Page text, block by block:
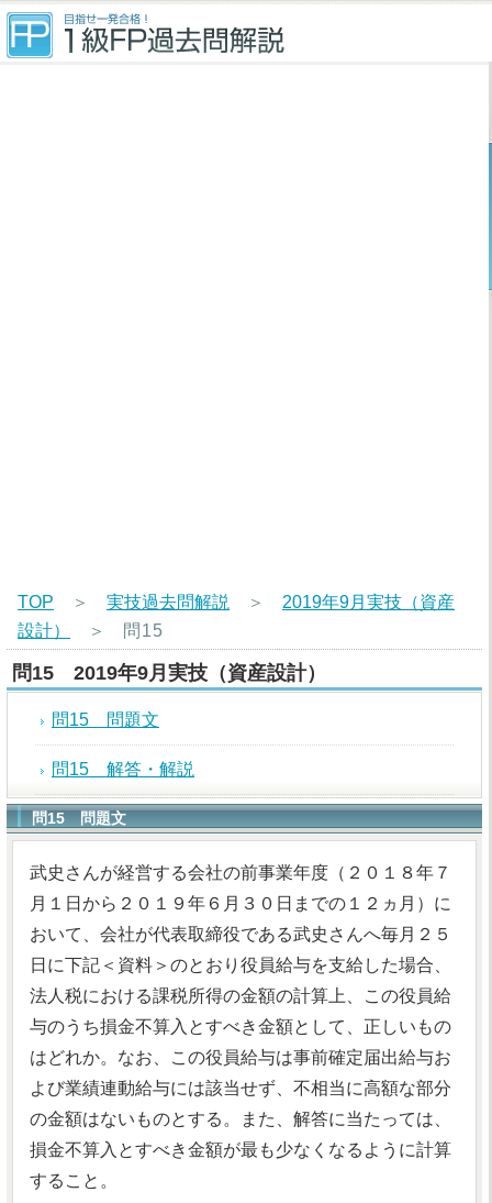
TOP ＞ 実技過去問解説 ＞ 2019年9月実技（資産
設計）
＞ 問15
問15 2019年9月実技（資産設計）
問15 問題文
問15 解答・解説
問15 問題文
武史さんが経営する会社の前事業年度（２０１８年７
月１日から２０１９年６月３０日までの１２ヵ月）に
おいて、会社が代表取締役である武史さんへ毎月２５
日に下記＜資料＞のとおり役員給与を支給した場合、
法人税における課税所得の金額の計算上、この役員給
与のうち損金不算入とすべき金額として、正しいもの
はどれか。なお、この役員給与は事前確定届出給与お
よび業績連動給与には該当せず、不相当に高額な部分
の金額はないものとする。また、解答に当たっては、
損金不算入とすべき金額が最も少なくなるように計算
すること。